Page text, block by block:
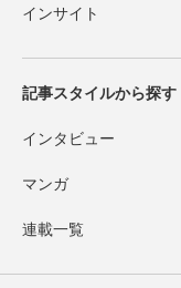
インサイト
記事スタイルから探す
インタビュー
マンガ
連載一覧